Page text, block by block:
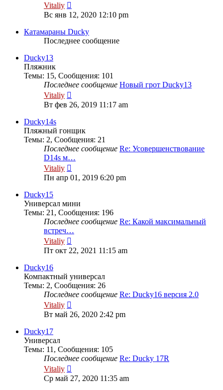
Vitaliy
к
последнему
сообщению
Вс янв 12, 2020 12:10 pm
Катамараны Ducky
Последнее сообщение
Ducky13
Пляжник
Темы: 15, Сообщения: 101
Последнее сообщение Новый грот Ducky13
Vitaliy
к
последнему
Вт фев 26, 2019 11:17 am
Ducky14s
Пляжный гонщик
Темы: 2, Сообщения: 21
Последнее сообщение Re: Усовершенствование
D14s м…
Vitaliy
к
последнему
Пн апр 01, 2019 6:20 pm
Ducky15
Универсал мини
Темы: 21 , Сообщения: 196
Последнее сообщение Re: Какой максимальный
встреч…
Vitaliy
к
последнему
Пт окт 22, 2021 11:15 am
Ducky16
Компактный универсал
Темы: 2, Сообщения: 26
Последнее сообщение Re: Ducky16 версия 2.0
Vitaliy
к
последнему
Вт май 26, 2020 2:42 pm
Ducky17
Универсал
Темы: 11 , Сообщения: 105
Последнее сообщение Re: Ducky 17R
Vitaliy
к
последнему
Ср май 27, 2020 11:35 am